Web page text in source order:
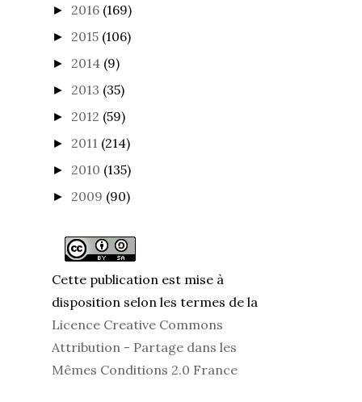
► 2016 (169)
► 2015 (106)
► 2014 (9)
► 2013 (35)
► 2012 (59)
► 2011 (214)
► 2010 (135)
► 2009 (90)
Cette publication est mise à
disposition selon les termes de la
Licence Creative Commons
Attribution - Partage dans les
Mêmes Conditions 2.0 France